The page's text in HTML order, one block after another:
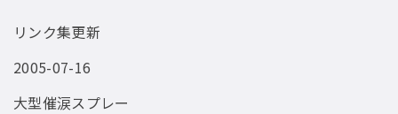
リンク集更新
2005-07-16
大型催涙スプレー